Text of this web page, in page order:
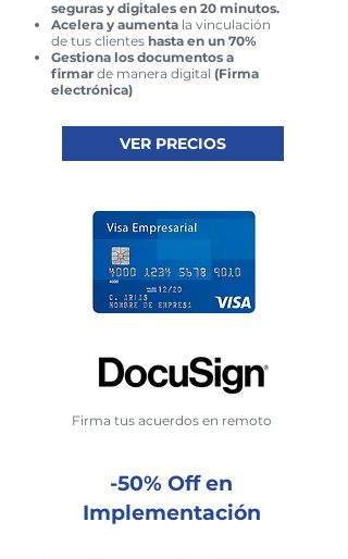
-50% Off en
Implementación
Firma tus acuerdos en remoto
seguras y digitales en 20 minutos.
Acelera y aumenta la vinculación
de tus clientes hasta en un 70%
Gestiona los documentos a
firmar de manera digital (Firma
electrónica)
VER PRECIOS